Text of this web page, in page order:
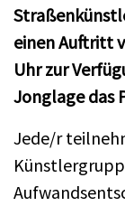
einen Auftritt
Uhr zur
Jonglage das
Jede/r